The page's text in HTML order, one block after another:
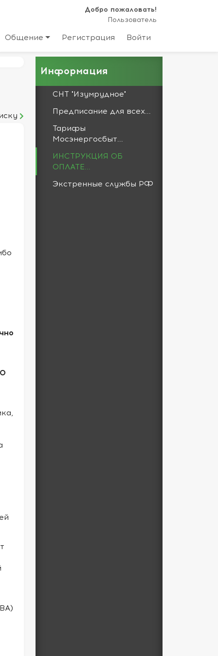
Добро пожаловать!
Пользователь
Общение Регистрация Войти
Информация
СНТ "Изумрудное"
Предписание для всех...
Тарифы
Мосэнергосбыт...
ИНСТРУКЦИЯ ОБ
ОПЛАТЕ...
Экстренные службы РФ